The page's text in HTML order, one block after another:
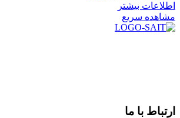
اطلاعات بیشتر
مشاهده سریع
ارتباط با ما